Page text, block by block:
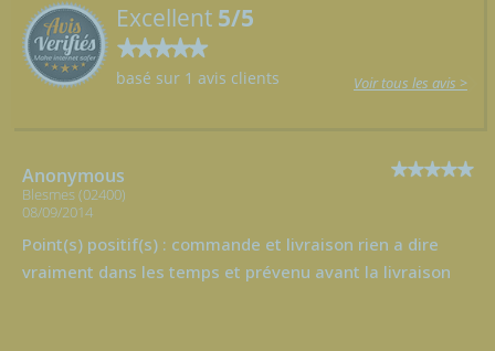
Excellent 5/5
basé sur 1 avis clients Voir tous les avis >
Anonymous
Blesmes (02400)
08/09/2014
Point(s) positif(s) : commande et livraison rien a dire
vraiment dans les temps et prévenu avant la livraison